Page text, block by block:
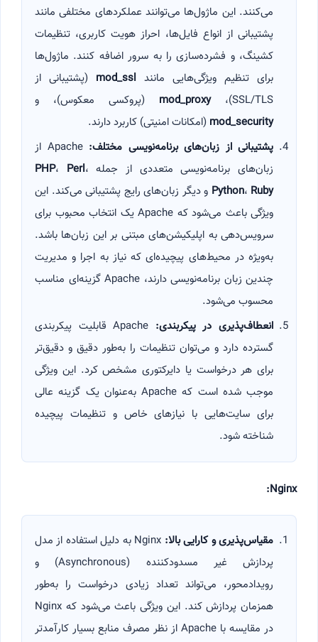
می‌کنند. این ماژول‌ها می‌توانند عملکردهای مختلفی مانند
پشتیبانی از انواع فایل‌ها، احراز هویت کاربری، تنظیمات
کشینگ، و فشرده‌سازی را به سرور اضافه کنند. ماژول‌ها
برای تنظیم ویژگی‌هایی مانند mod_ssl (پشتیبانی از
SSL/TLS)،
mod_proxy (پروکسی معکوس)، و
mod_security (امکانات امنیتی) کاربرد دارند.
پشتیبانی از زبان‌های برنامه‌نویسی مختلف:
Apache از
زبان‌های برنامه‌نویسی متعددی از جمله
PHP، Perl،
Python، Ruby
و دیگر زبان‌های رایج پشتیبانی می‌کند. این
ویژگی باعث می‌شود که Apache یک انتخاب محبوب برای
سرویس‌دهی به اپلیکیشن‌های مبتنی بر این زبان‌ها باشد.
به‌ویژه در محیط‌های پیچیده‌ای که نیاز به اجرا و مدیریت
چندین زبان برنامه‌نویسی دارند، Apache گزینه‌ای مناسب
محسوب می‌شود.
انعطاف‌پذیری در پیکربندی:
Apache قابلیت پیکربندی
گسترده دارد و می‌توان تنظیمات را به‌طور دقیق و دقیق‌تر
برای هر درخواست یا دایرکتوری مشخص کرد. این ویژگی
موجب شده است که Apache به‌عنوان یک گزینه عالی
برای سایت‌هایی با نیازهای خاص و تنظیمات پیچیده
شناخته شود.
Nginx:
مقیاس‌پذیری و کارایی بالا:
Nginx به دلیل استفاده از مدل
پردازش غیر مسدودکننده (Asynchronous) و
رویدادمحور، می‌تواند تعداد زیادی درخواست را به‌طور
همزمان پردازش کند. این ویژگی باعث می‌شود که Nginx
در مقایسه با Apache از نظر مصرف منابع بسیار کارآمدتر